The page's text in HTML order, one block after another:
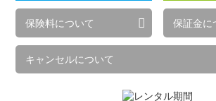
保険料について 保証金に
キャンセルについて